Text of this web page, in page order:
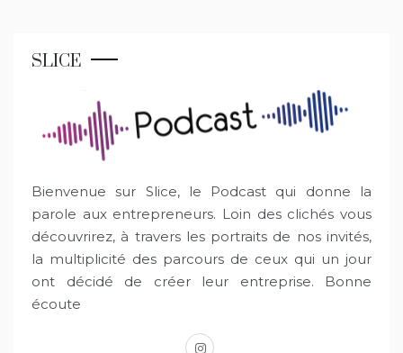
SLICE
Bienvenue sur Slice, le Podcast qui donne la
parole aux entrepreneurs. Loin des clichés vous
découvrirez, à travers les portraits de nos invités,
la multiplicité des parcours de ceux qui un jour
ont décidé de créer leur entreprise. Bonne
écoute
instagram